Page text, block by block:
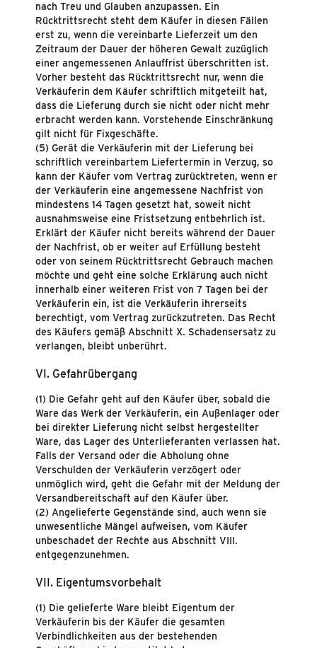
nach Treu und Glauben anzupassen. Ein
Rücktrittsrecht steht dem Käufer in diesen Fällen
erst zu, wenn die vereinbarte Lieferzeit um den
Zeitraum der Dauer der höheren Gewalt zuzüglich
einer angemessenen Anlauffrist überschritten ist.
Vorher besteht das Rücktrittsrecht nur, wenn die
Verkäuferin dem Käufer schriftlich mitgeteilt hat,
dass die Lieferung durch sie nicht oder nicht mehr
erbracht werden kann. Vorstehende Einschränkung
gilt nicht für Fixgeschäfte.
(5) Gerät die Verkäuferin mit der Lieferung bei
schriftlich vereinbartem Liefertermin in Verzug, so
kann der Käufer vom Vertrag zurücktreten, wenn er
der Verkäuferin eine angemessene Nachfrist von
mindestens 14 Tagen gesetzt hat, soweit nicht
ausnahmsweise eine Fristsetzung entbehrlich ist.
Erklärt der Käufer nicht bereits während der Dauer
der Nachfrist, ob er weiter auf Erfüllung besteht
oder von seinem Rücktrittsrecht Gebrauch machen
möchte und geht eine solche Erklärung auch nicht
innerhalb einer weiteren Frist von 7 Tagen bei der
Verkäuferin ein, ist die Verkäuferin ihrerseits
berechtigt, vom Vertrag zurückzutreten. Das Recht
des Käufers gemäß Abschnitt X. Schadensersatz zu
verlangen, bleibt unberührt.
VI. Gefahrübergang
(1) Die Gefahr geht auf den Käufer über, sobald die
Ware das Werk der Verkäuferin, ein Außenlager oder
bei direkter Lieferung nicht selbst hergestellter
Ware, das Lager des Unterlieferanten verlassen hat.
Falls der Versand oder die Abholung ohne
Verschulden der Verkäuferin verzögert oder
unmöglich wird, geht die Gefahr mit der Meldung der
Versandbereitschaft auf den Käufer über.
(2) Angelieferte Gegenstände sind, auch wenn sie
unwesentliche Mängel aufweisen, vom Käufer
unbeschadet der Rechte aus Abschnitt VIII.
entgegenzunehmen.
VII. Eigentumsvorbehalt
(1) Die gelieferte Ware bleibt Eigentum der
Verkäuferin bis der Käufer die gesamten
Verbindlichkeiten aus der bestehenden